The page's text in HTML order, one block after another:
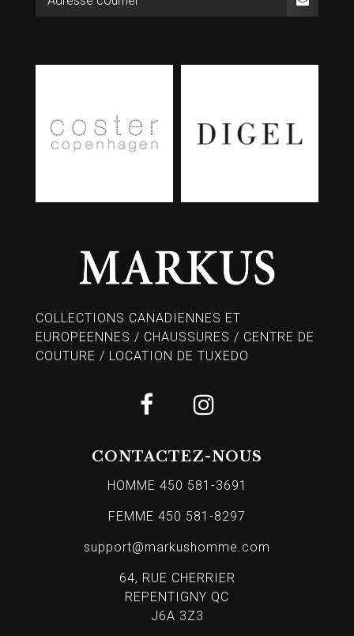
COLLECTIONS CANADIENNES ET
EUROPEENNES / CHAUSSURES / CENTRE DE
COUTURE / LOCATION DE TUXEDO
CONTACTEZ-NOUS
HOMME 450 581-3691
FEMME 450 581-8297
support@markushomme.com
64, RUE CHERRIER
REPENTIGNY QC
J6A 3Z3